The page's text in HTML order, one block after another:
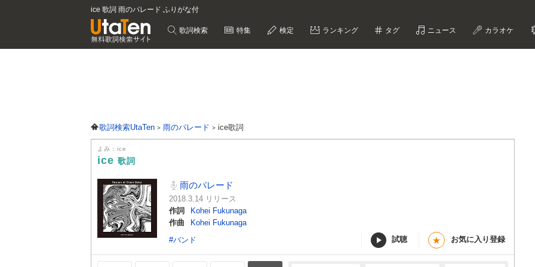
ice 歌詞 雨のパレード ふりがな付
歌詞検索 特集 検定 ランキング タグ ニュース カラオケ
歌詞検索UtaTen 雨のパレード ice歌詞
よみ：ice
ice 歌詞
雨のパレード
2018.3.14 リリース
作詞
Kohei Fukunaga
作曲
Kohei Fukunaga
#バンド
試聴 ★ お気に入り登録